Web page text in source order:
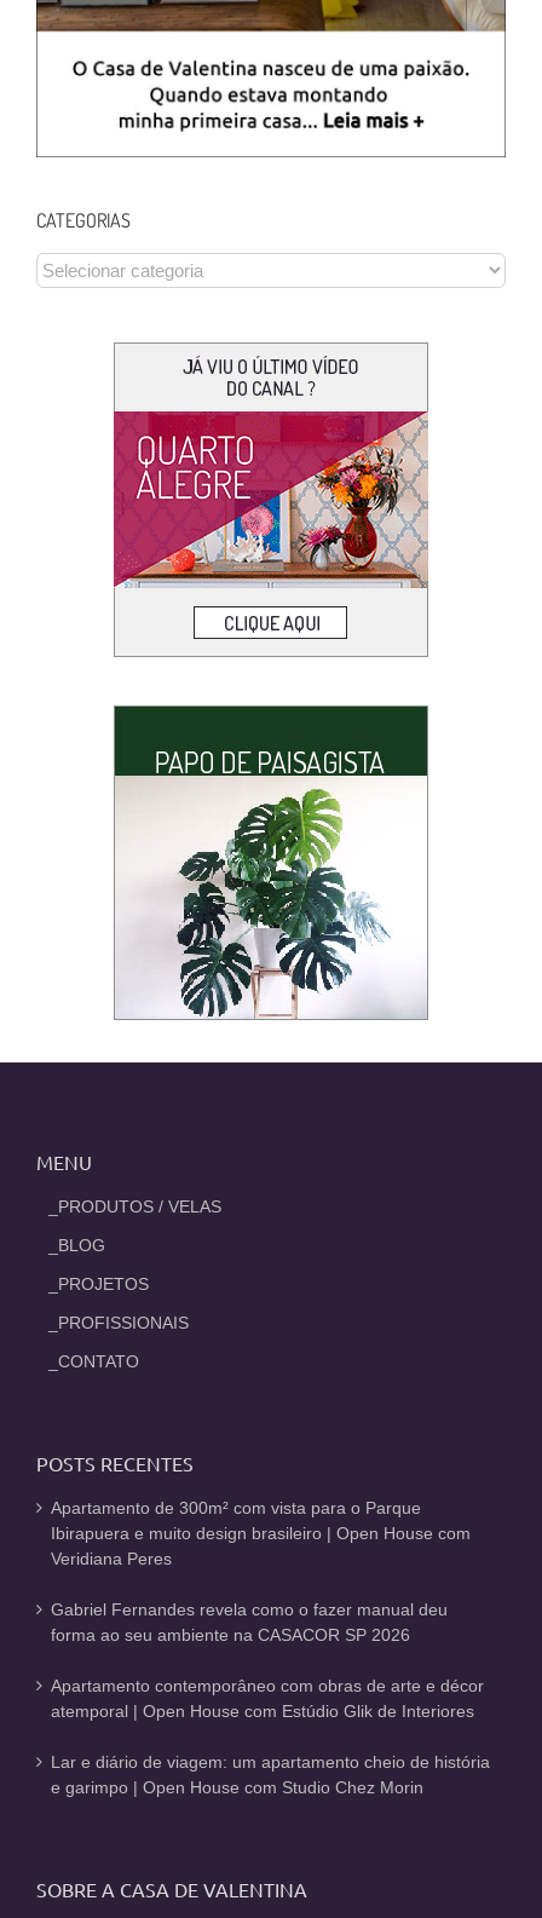
CATEGORIAS
CATEGORIAS
MENU
_PRODUTOS / VELAS
_BLOG
_PROJETOS
_PROFISSIONAIS
_CONTATO
POSTS RECENTES
Apartamento de 300m² com vista para o Parque
Ibirapuera e muito design brasileiro | Open House com
Veridiana Peres
Gabriel Fernandes revela como o fazer manual deu
forma ao seu ambiente na CASACOR SP 2026
Apartamento contemporâneo com obras de arte e décor
atemporal | Open House com Estúdio Glik de Interiores
Lar e diário de viagem: um apartamento cheio de história
e garimpo | Open House com Studio Chez Morin
SOBRE A CASA DE VALENTINA